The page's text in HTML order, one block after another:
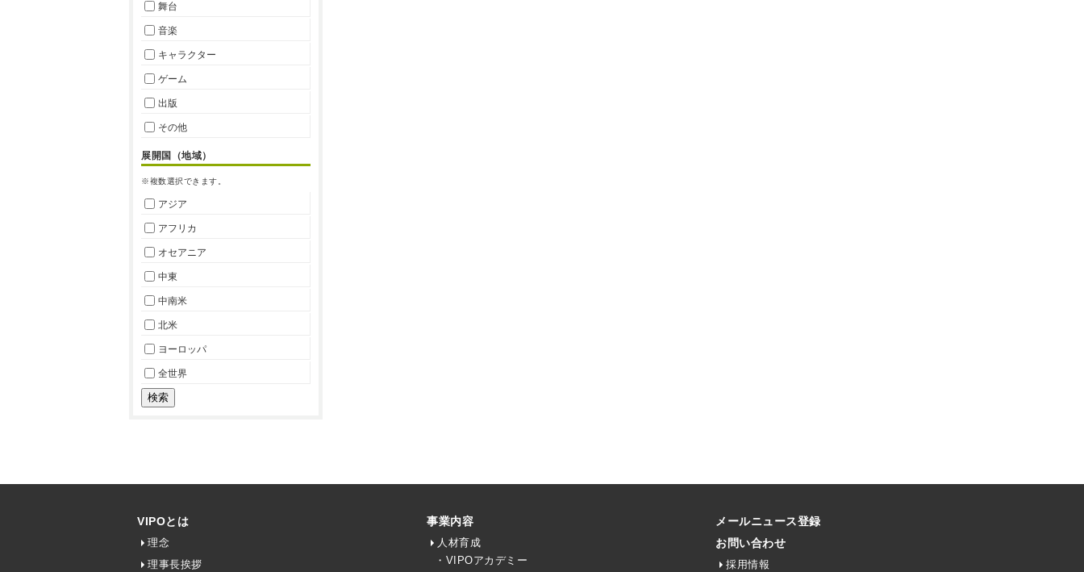
舞台
音楽
キャラクター
ゲーム
出版
その他
展開国（地域）
※複数選択できます。
アジア
アフリカ
オセアニア
中東
中南米
北米
ヨーロッパ
全世界
VIPOとは
理念
理事長挨拶
事業内容
人材育成
・VIPOアカデミー
メールニュース登録
お問い合わせ
採用情報